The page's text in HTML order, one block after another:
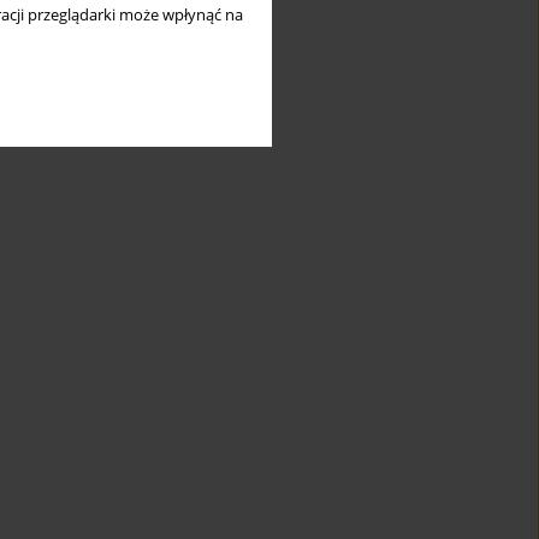
przeglądarki może wpłynąć na